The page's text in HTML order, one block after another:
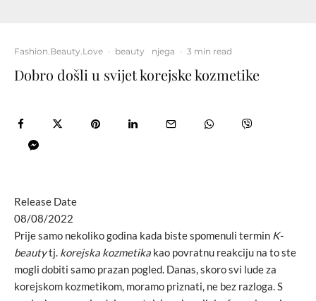
Fashion.Beauty.Love · beauty njega · 3 min read
Dobro došli u svijet korejske kozmetike
Release Date
08/08/2022
Prije samo nekoliko godina kada biste spomenuli termin K-
beautytj. korejska kozmetika kao povratnu reakciju na to ste
mogli dobiti samo prazan pogled. Danas, skoro svi lude za
korejskom kozmetikom, moramo priznati, ne bez razloga. S